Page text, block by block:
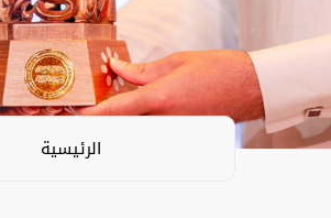
الرئيسية